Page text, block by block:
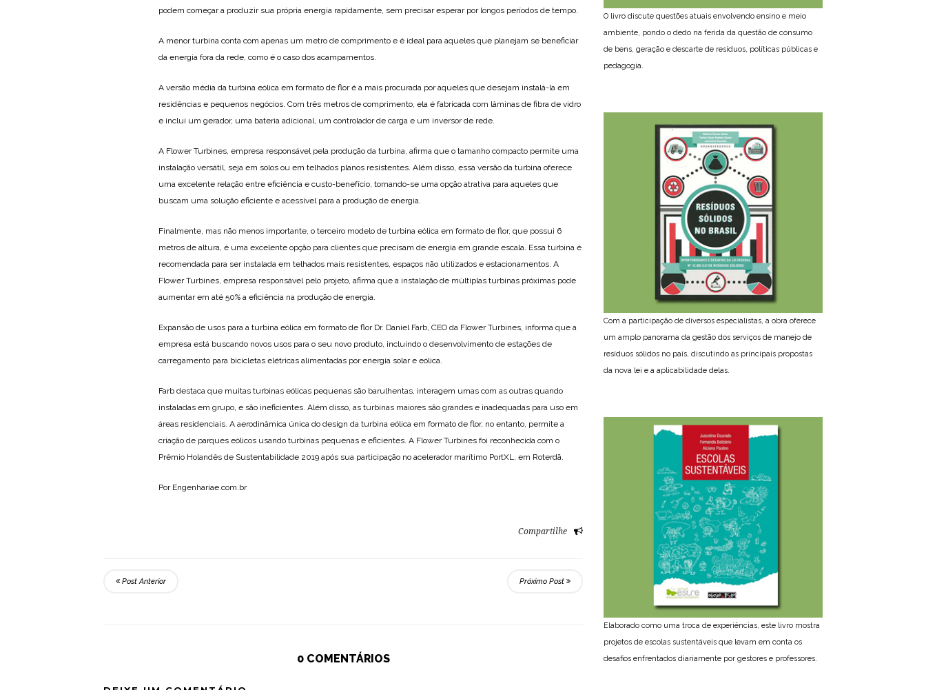
podem começar a produzir sua própria energia rapidamente, sem precisar esperar por longos períodos de tempo.
A menor turbina conta com apenas um metro de comprimento e é ideal para aqueles que planejam se beneficiar
da energia fora da rede, como é o caso dos acampamentos.
A versão média da turbina eólica em formato de flor é a mais procurada por aqueles que desejam instalá-la em
residências e pequenos negócios. Com três metros de comprimento, ela é fabricada com lâminas de fibra de vidro
e inclui um gerador, uma bateria adicional, um controlador de carga e um inversor de rede.
A Flower Turbines, empresa responsável pela produção da turbina, afirma que o tamanho compacto permite uma
instalação versátil, seja em solos ou em telhados planos resistentes. Além disso, essa versão da turbina oferece
uma excelente relação entre eficiência e custo-benefício, tornando-se uma opção atrativa para aqueles que
buscam uma solução eficiente e acessível para a produção de energia.
Finalmente, mas não menos importante, o terceiro modelo de turbina eólica em formato de flor, que possui 6
metros de altura, é uma excelente opção para clientes que precisam de energia em grande escala. Essa turbina é
recomendada para ser instalada em telhados mais resistentes, espaços não utilizados e estacionamentos. A
Flower Turbines, empresa responsável pelo projeto, afirma que a instalação de múltiplas turbinas próximas pode
aumentar em até 50% a eficiência na produção de energia.
Expansão de usos para a turbina eólica em formato de flor Dr. Daniel Farb, CEO da Flower Turbines, informa que a
empresa está buscando novos usos para o seu novo produto, incluindo o desenvolvimento de estações de
carregamento para bicicletas elétricas alimentadas por energia solar e eólica.
Farb destaca que muitas turbinas eólicas pequenas são barulhentas, interagem umas com as outras quando
instaladas em grupo, e são ineficientes. Além disso, as turbinas maiores são grandes e inadequadas para uso em
áreas residenciais. A aerodinâmica única do design da turbina eólica em formato de flor, no entanto, permite a
criação de parques eólicos usando turbinas pequenas e eficientes. A Flower Turbines foi reconhecida com o
Prêmio Holandês de Sustentabilidade 2019 após sua participação no acelerador marítimo PortXL, em Roterdã.
Por Engenhariae.com.br
Compartilhe
Post Anterior Próximo Post
0 COMENTÁRIOS
O livro discute questões atuais envolvendo ensino e meio
ambiente, pondo o dedo na ferida da questão de consumo
de bens, geração e descarte de resíduos, políticas públicas e
pedagogia.
Com a participação de diversos especialistas, a obra oferece
um amplo panorama da gestão dos serviços de manejo de
resíduos sólidos no país, discutindo as principais propostas
da nova lei e a aplicabilidade delas.
Elaborado como uma troca de experiências, este livro mostra
projetos de escolas sustentáveis que levam em conta os
desafios enfrentados diariamente por gestores e professores.